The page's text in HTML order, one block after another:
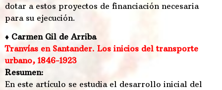
dotar a estos proyectos de financiación necesaria
para su ejecución.
♦ Carmen Gil de Arriba
Tranvías en Santander. Los inicios del transporte
urbano, 1846-1923
Resumen:
En este artículo se estudia el desarrollo inicial del